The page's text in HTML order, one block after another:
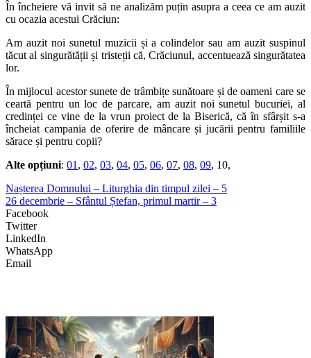
În încheiere vă invit să ne analizăm puțin asupra a ceea ce am auzit
cu ocazia acestui Crăciun:
Am auzit noi sunetul muzicii și a colindelor sau am auzit suspinul
tăcut al singurătății și tristeții că, Crăciunul, accentuează singurătatea
lor.
În mijlocul acestor sunete de trâmbițe sunătoare și de oameni care se
ceartă pentru un loc de parcare, am auzit noi sunetul bucuriei, al
credinței ce vine de la vrun proiect de la Biserică, că în sfârșit s-a
încheiat campania de oferire de mâncare și jucării pentru familiile
sărace și pentru copii?
Alte opțiuni: 01 , 02, 03, 04, 05, 06, 07, 08, 09, 10,
Nașterea Domnului – Liturghia din timpul zilei – 5
26 decembrie – Sfântul Ștefan, primul martir – 3
Facebook
Twitter
LinkedIn
WhatsApp
Email